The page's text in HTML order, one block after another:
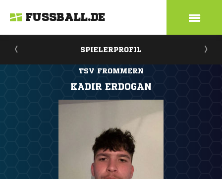
FUSSBALL.DE
SPIELERPROFIL
TSV FROMMERN
KADIR ERDOGAN